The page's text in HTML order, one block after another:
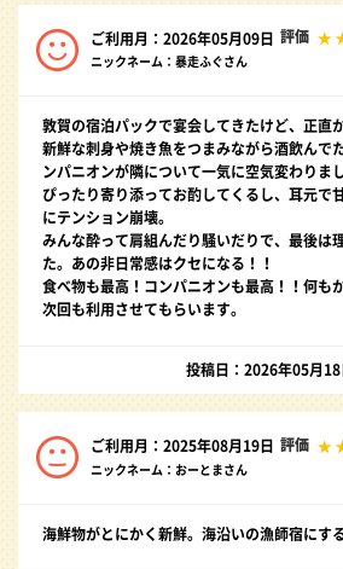
ご利用月：2026年05月09日 評価
ニックネーム：暴走ふぐさん
敦賀の宿泊パックで宴会してきたけど、正直
新鮮な刺身や焼き魚をつまみながら酒飲んで
ンパニオンが隣について一気に空気変わりまし
ぴったり寄り添ってお酌してくるし、耳元で
にテンション崩壊。
みんな酔って肩組んだり騒いだりで、最後は
た。あの非日常感はクセになる！！
食べ物も最高！コンパニオンも最高！！何も
次回も利用させてもらいます。
投稿日：2026年05月18
ご利用月：2025年08月19日 評価
ニックネーム：おーとまさん
海鮮物がとにかく新鮮。海沿いの漁師宿にす